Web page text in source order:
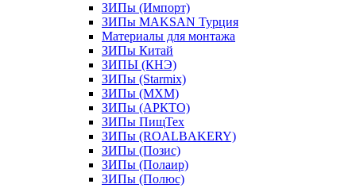
ЗИПы (Импорт)
ЗИПы MAKSAN Турция
Материалы для монтажа
ЗИПы Китай
ЗИПЫ (КНЭ)
ЗИПы (Starmix)
ЗИПы (МХМ)
ЗИПы (АРКТО)
ЗИПы ПищТех
ЗИПы (ROALBAKERY)
ЗИПы (Позис)
ЗИПы (Полаир)
ЗИПы (Полюс)